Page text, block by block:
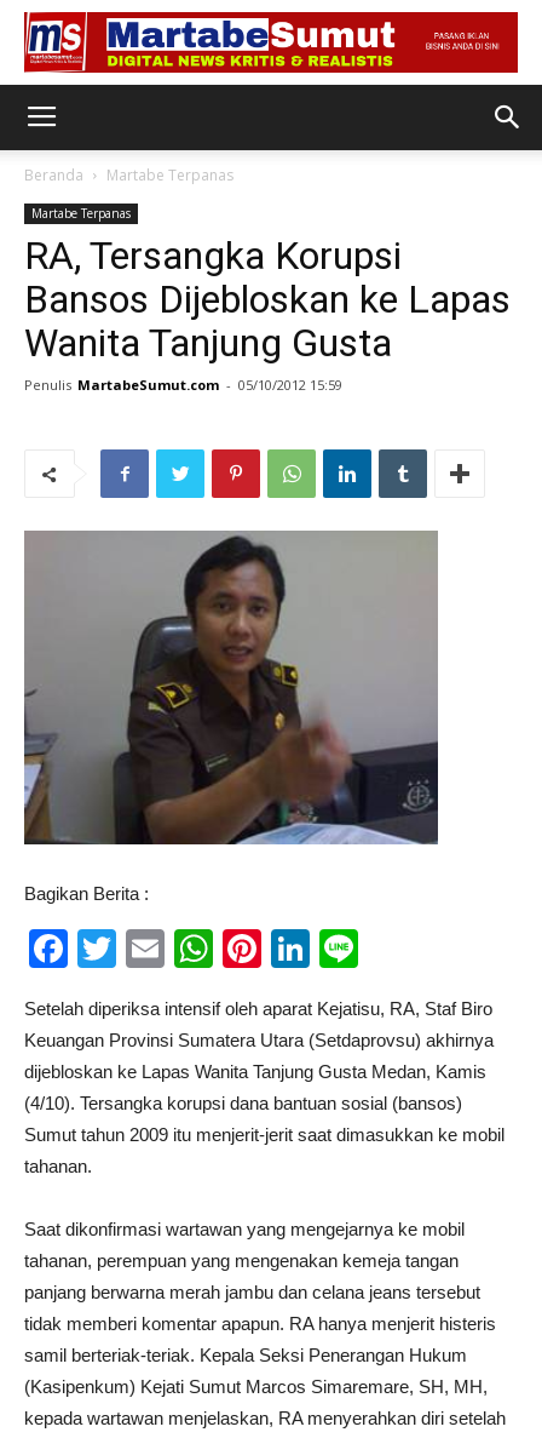
Beranda Martabe Terpanas
Martabe Terpanas
RA, Tersangka Korupsi
Bansos Dijebloskan ke Lapas
Wanita Tanjung Gusta
Penulis MartabeSumut.com - 05/10/2012 15:59
Bagikan Berita :
Facebook
Twitter
EmailWhatsApp
Pinterest
LinkedIn
Setelah diperiksa intensif oleh aparat Kejatisu, RA, Staf Biro
Keuangan Provinsi Sumatera Utara (Setdaprovsu) akhirnya
dijebloskan ke Lapas Wanita Tanjung Gusta Medan, Kamis
(4/10). Tersangka korupsi dana bantuan sosial (bansos)
Sumut tahun 2009 itu menjerit-jerit saat dimasukkan ke mobil
tahanan.
Saat dikonfirmasi wartawan yang mengejarnya ke mobil
tahanan, perempuan yang mengenakan kemeja tangan
panjang berwarna merah jambu dan celana jeans tersebut
tidak memberi komentar apapun. RA hanya menjerit histeris
samil berteriak-teriak. Kepala Seksi Penerangan Hukum
(Kasipenkum) Kejati Sumut Marcos Simaremare, SH, MH,
kepada wartawan menjelaskan, RA menyerahkan diri setelah